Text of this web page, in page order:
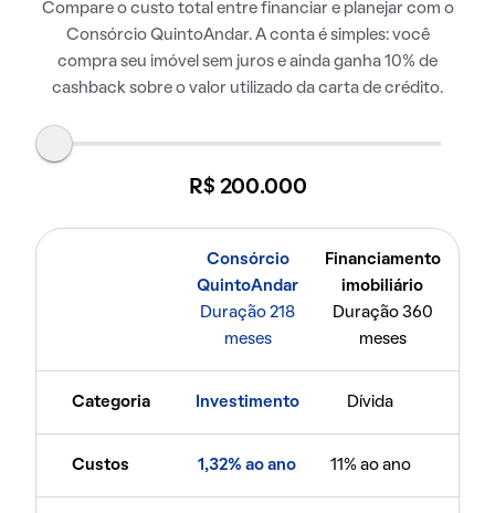
Compare o custo total entre financiar e planejar com o
Consórcio QuintoAndar. A conta é simples: você
compra seu imóvel sem juros e ainda ganha 10% de
cashback sobre o valor utilizado da carta de crédito.
R$ 200.000
Consórcio
QuintoAndar
Duração 218
meses
Financiamento
imobiliário
Duração 360
meses
Categoria Investimento Dívida
Custos 1,32% ao ano 11% ao ano